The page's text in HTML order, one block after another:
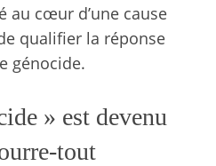
au cœur d’une cause
qualifier la réponse
génocide.
» est devenu
tout